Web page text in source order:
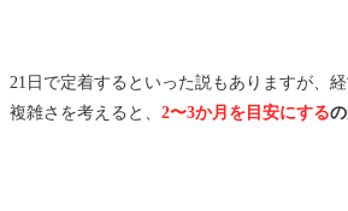
21日で定着するといった説もありますが、
複雑さを考えると、 2〜3か月を目安にする